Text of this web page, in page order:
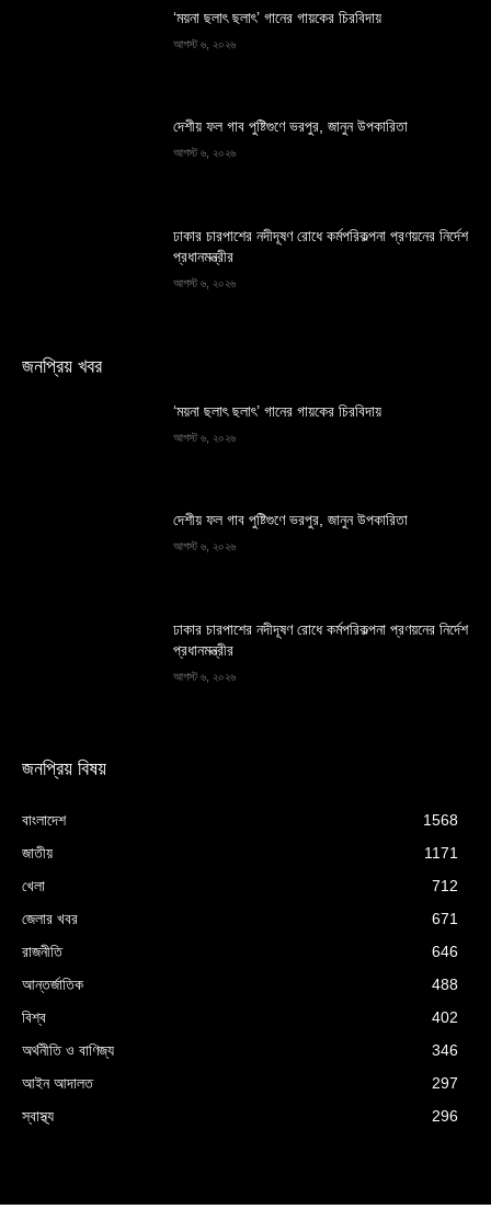
‘ময়না ছলাৎ ছলাৎ’ গানের গায়কের চিরবিদায়
আগস্ট ৬, ২০২৬
দেশীয় ফল গাব পুষ্টিগুণে ভরপুর, জানুন উপকারিতা
আগস্ট ৬, ২০২৬
ঢাকার চারপাশের নদীদূষণ রোধে কর্মপরিকল্পনা প্রণয়নের নির্দেশ
প্রধানমন্ত্রীর
আগস্ট ৬, ২০২৬
জনপ্রিয় খবর
‘ময়না ছলাৎ ছলাৎ’ গানের গায়কের চিরবিদায়
আগস্ট ৬, ২০২৬
দেশীয় ফল গাব পুষ্টিগুণে ভরপুর, জানুন উপকারিতা
আগস্ট ৬, ২০২৬
ঢাকার চারপাশের নদীদূষণ রোধে কর্মপরিকল্পনা প্রণয়নের নির্দেশ
প্রধানমন্ত্রীর
আগস্ট ৬, ২০২৬
জনপ্রিয় বিষয়
বাংলাদেশ
1568
জাতীয়
1171
খেলা
712
জেলার খবর
671
রাজনীতি
646
আন্তর্জাতিক
488
বিশ্ব
402
অর্থনীতি ও বাণিজ্য
346
আইন আদালত
297
স্বাস্থ্য
296